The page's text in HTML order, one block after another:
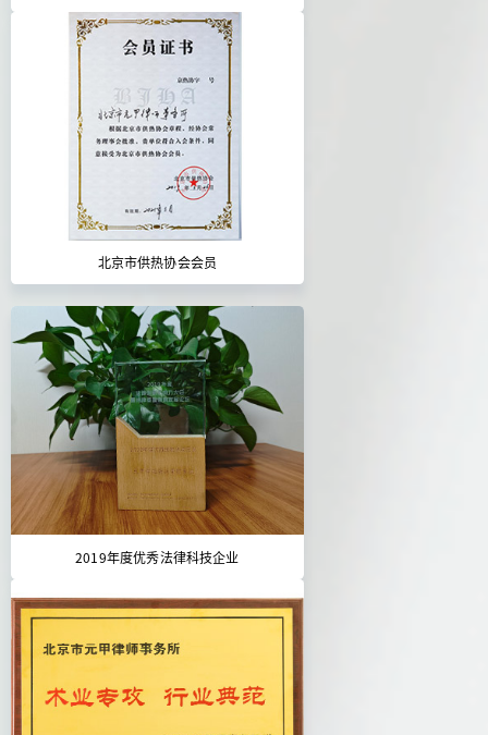
北京市供热协会会员
2019年度优秀法律科技企业